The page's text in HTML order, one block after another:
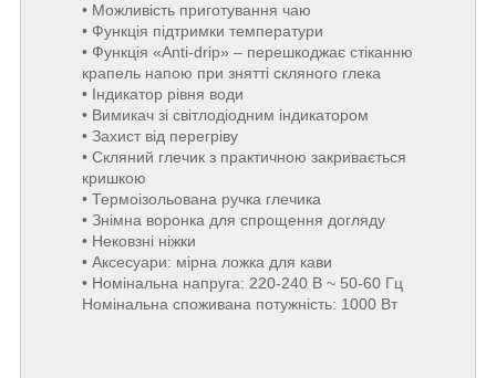
• Можливість приготування чаю
• Функція підтримки температури
• Функція «Anti-drip» – перешкоджає стіканню
крапель напою при знятті скляного глека
• Індикатор рівня води
• Вимикач зі світлодіодним індикатором
• Захист від перегріву
• Скляний глечик з практичною закривається
кришкою
• Термоізольована ручка глечика
• Знімна воронка для спрощення догляду
• Нековзні ніжки
• Аксесуари: мірна ложка для кави
• Номінальна напруга: 220-240 В ~ 50-60 Гц
Номінальна споживана потужність: 1000 Вт